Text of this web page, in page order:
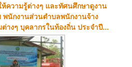
ความรู้ต่างๆ และทัศนศึกษาดูงาน
พนักงานส่วนตำบลพนักงานจ้าง
งๆ บุคลากรในท้องถิ่น ประจำปี...